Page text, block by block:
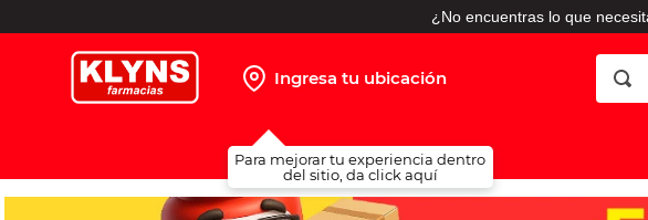
¿No encuentras lo que
Ingresa tu ubicación
Para mejorar tu experiencia dentro
del sitio, da click aquí
Buscar
protector solar